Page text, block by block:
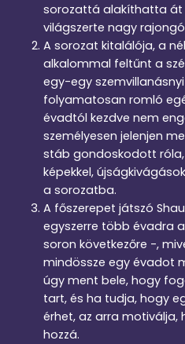
sorozattá alakíthatta
világszerte nagy
A sorozat kitalálója, a
alkalommal feltűnt a
egy-egy
folyamatosan romló
évadtól kezdve nem
személyesen jelenjen
stáb gondoskodott
képekkel,
a sorozatba.
A főszerepet játszó
egyszerre több évadra
soron következőre -,
mindössze egy évadot
úgy ment bele, hogy
tart, és ha tudja, hogy
érhet, az arra motiválja,
hozzá.